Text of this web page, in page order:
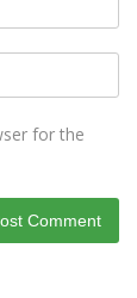
for the